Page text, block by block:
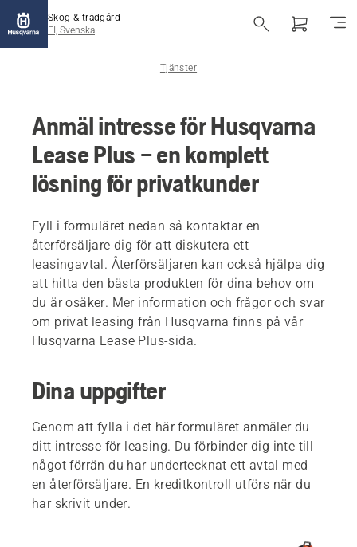
Skog & trädgård
FI, Svenska
Tjänster
Anmäl intresse för Husqvarna
Lease Plus – en komplett
lösning för privatkunder
Fyll i formuläret nedan så kontaktar en
återförsäljare dig för att diskutera ett
leasingavtal. Återförsäljaren kan också hjälpa dig
att hitta den bästa produkten för dina behov om
du är osäker. Mer information och frågor och svar
om privat leasing från Husqvarna finns på vår
Husqvarna Lease Plus-sida.
Dina uppgifter
Genom att fylla i det här formuläret anmäler du
ditt intresse för leasing. Du förbinder dig inte till
något förrän du har undertecknat ett avtal med
en återförsäljare. En kreditkontroll utförs när du
har skrivit under.